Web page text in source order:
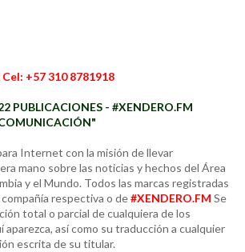
+57 310 8781918
PUBLICACIONES - #XENDERO.FM
Internet con la misión de llevar
mano sobre las noticias y hechos del Área
y el Mundo. Todos las marcas registradas
respectiva o de#XENDERO.FM Se
total o parcial de cualquiera de los
así como su traducción a cualquier
escrita de su titular.